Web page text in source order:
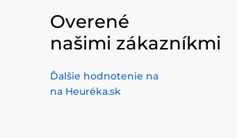
Overené
našimi zákazníkmi
Ďalšie hodnotenie na
na Heuréka.sk